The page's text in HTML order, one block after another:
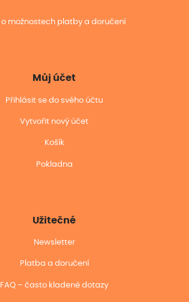
o možnostech platby a doručení
Můj účet
Přihlásit se do svého účtu
Vytvořit nový účet
Košík
Pokladna
Užitečné
Newsletter
Platba a doručení
FAQ – často kladené dotazy